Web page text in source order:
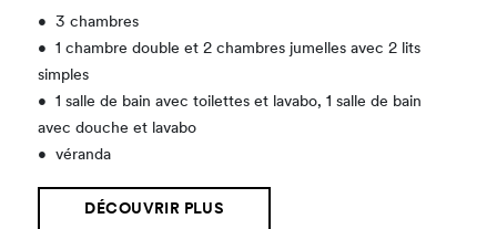
•
3 chambres
•
1 chambre double et 2 chambres jumelles avec 2 lits
simples
•
1 salle de bain avec toilettes et lavabo, 1 salle de bain
avec douche et lavabo
•
véranda
DÉCOUVRIR PLUS